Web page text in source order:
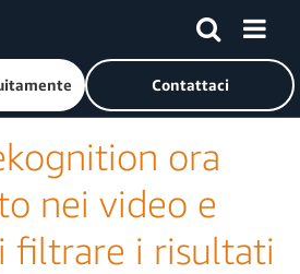
alla home page di Amazon Web
Contattaci
ora
nei video e
filtrare i risultati